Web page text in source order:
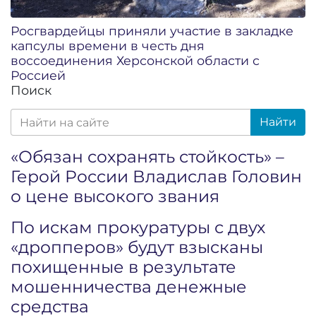
Росгвардейцы приняли участие в закладке
капсулы времени в честь дня
воссоединения Херсонской области с
Россией
Поиск
Найти
«Обязан сохранять стойкость» –
Герой России Владислав Головин
о цене высокого звания
По искам прокуратуры с двух
«дропперов» будут взысканы
похищенные в результате
мошенничества денежные
средства